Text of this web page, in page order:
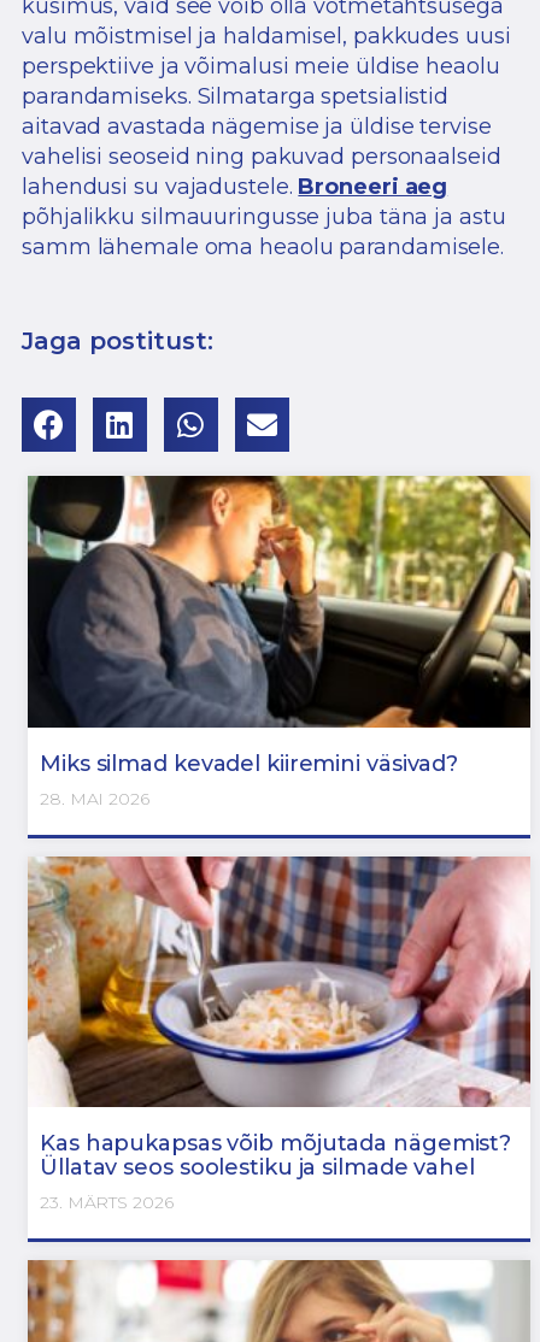
küsimus, vaid see võib olla võtmetähtsusega
valu mõistmisel ja haldamisel, pakkudes uusi
perspektiive ja võimalusi meie üldise heaolu
parandamiseks. Silmatarga spetsialistid
aitavad avastada nägemise ja üldise tervise
vahelisi seoseid ning pakuvad personaalseid
lahendusi su vajadustele. Broneeri aeg
põhjalikku silmauuringusse juba täna ja astu
samm lähemale oma heaolu parandamisele.
Jaga postitust:
Miks silmad kevadel kiiremini väsivad?
28. MAI 2026
Kas hapukapsas võib mõjutada nägemist?
Üllatav seos soolestiku ja silmade vahel
23. MÄRTS 2026